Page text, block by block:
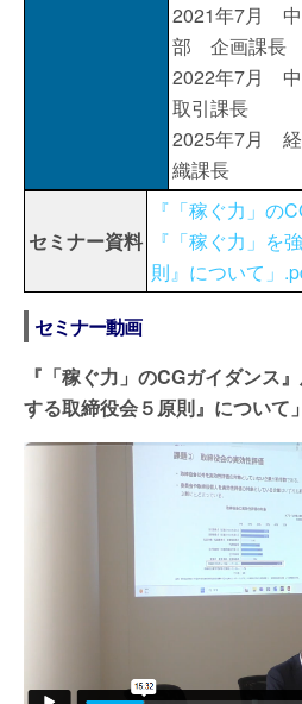
2021年7月
部 企画課長
2022年7月
取引課長
2025年7月
織課長
セミナー資料
『「稼ぐ力」の
『「稼ぐ力」を
則』について」
セミナー動画
『「稼ぐ力」のCGガイダンス
する取締役会５原則』について」